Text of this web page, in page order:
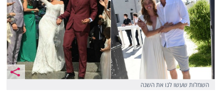
השמלות שעשו לנו את השנה